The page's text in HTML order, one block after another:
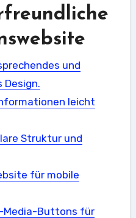
und
leicht
Struktur und
für mobile
Media-Buttons für